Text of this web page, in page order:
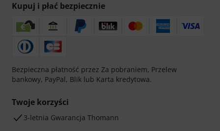
Kupuj i płać bezpiecznie
Bezpieczna płatność przez Za pobraniem, Przelew
bankowy, PayPal, Blik lub Karta kredytowa.
Twoje korzyści
3-letnia Gwarancja Thomann